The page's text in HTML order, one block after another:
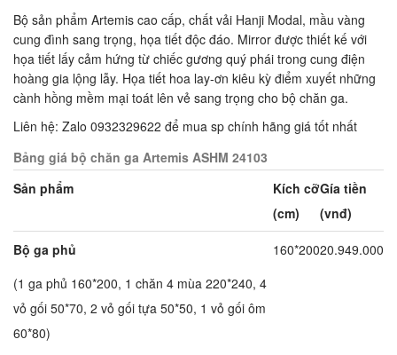
Bộ sản phẩm Artemis cao cấp, chất vải Hanji Modal, mầu vàng
cung đình sang trọng, họa tiết độc đáo. Mirror được thiết kế với
họa tiết lấy cảm hứng từ chiếc gương quý phái trong cung điện
hoàng gia lộng lẫy. Họa tiết hoa lay-ơn kiêu kỳ điểm xuyết những
cành hồng mềm mại toát lên vẻ sang trọng cho bộ chăn ga.
Liên hệ: Zalo 0932329622 để mua sp chính hãng giá tốt nhất
Bảng giá bộ chăn ga Artemis ASHM 24103
Sản phẩm
Kích cỡ
(cm)
Gía tiền
(vnđ)
Bộ ga phủ
(1 ga phủ 160*200, 1 chăn 4 mùa 220*240, 4
vỏ gối 50*70, 2 vỏ gối tựa 50*50, 1 vỏ gối ôm
60*80)
160*20020.949.000